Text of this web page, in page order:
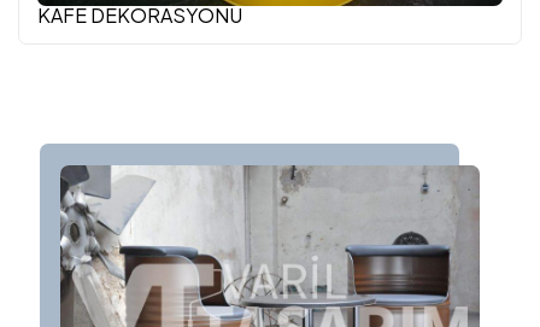
KAFE DEKORASYONU